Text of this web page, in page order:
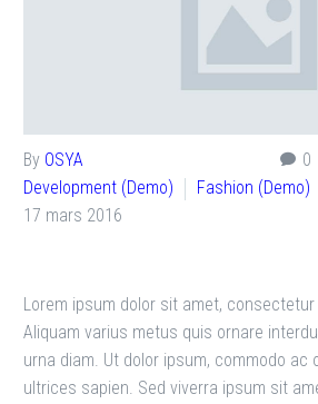
0
By OSYA
Development (Demo)
Fashion (Demo)
17 mars 2016
Lorem ipsum dolor sit amet,
Aliquam varius metus quis ornare
urna diam. Ut dolor ipsum, commodo ac
ultrices sapien. Sed viverra ipsum sit